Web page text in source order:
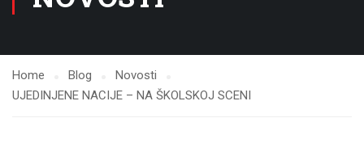
Home Blog
Novosti
UJEDINJENE NACIJE – NA ŠKOLSKOJ SCENI